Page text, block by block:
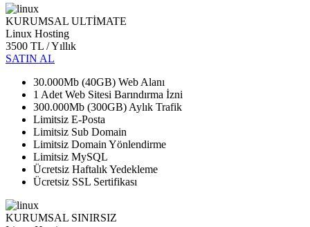
KURUMSAL ULTİMATE
Linux Hosting
3500 TL / Yıllık
SATIN AL
30.000Mb (40GB) Web Alanı
1 Adet Web Sitesi Barındırma İzni
300.000Mb (300GB) Aylık Trafik
Limitsiz E-Posta
Limitsiz Sub Domain
Limitsiz Domain Yönlendirme
Limitsiz MySQL
Ücretsiz Haftalık Yedekleme
Ücretsiz SSL Sertifikası
KURUMSAL SINIRSIZ